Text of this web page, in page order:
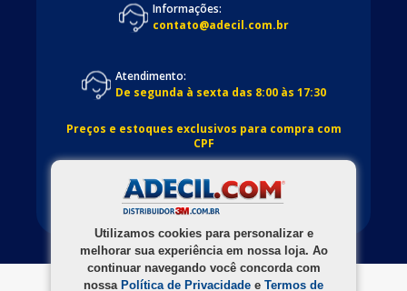
Utilizamos cookies para personalizar e
melhorar sua experiência em nossa loja. Ao
continuar navegando você concorda com
nossa Política de Privacidade e Termos de
Informações:
contato@adecil.com.br
Atendimento:
De segunda à sexta das 8:00 às 17:30
Preços e estoques exclusivos para compra com
CPF